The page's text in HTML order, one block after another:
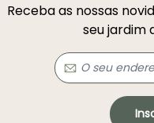
Receba as nossas
seu jardim